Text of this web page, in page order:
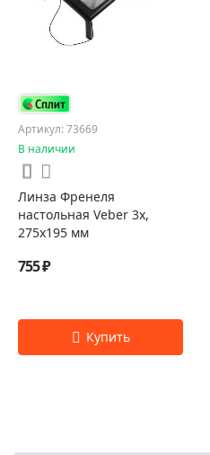
Артикул: 73669
В наличии
Линза Френеля
настольная Veber 3x,
275x195 мм
755 ₽